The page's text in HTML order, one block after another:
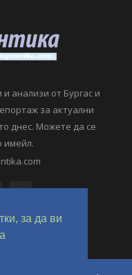
за да ви
анализи от Бургас и
за актуални
днес. Можете да се
имейл.